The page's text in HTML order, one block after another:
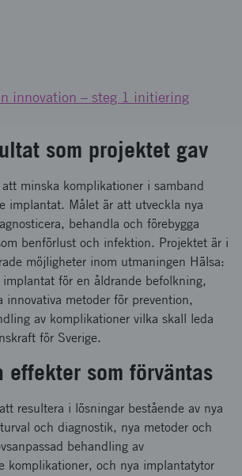
innovation – steg 1 initiering
som projektet gav
minska komplikationer i samband
implantat. Målet är att utveckla nya
behandla och förebygga
benförlust och infektion. Projektet är i
möjligheter inom utmaningen Hälsa:
implantat för en åldrande befolkning,
innovativa metoder för prevention,
av komplikationer vilka skall leda
för Sverige.
effekter som förväntas
resultera i lösningar bestående av nya
och diagnostik, nya metoder och
behandling av
komplikationer, och nya implantatytor